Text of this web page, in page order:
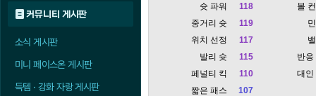
커뮤니티 게시판
소식 게시판
미니 페이스온 게시판
득템 · 강화 자랑 게시판
슛 파워
118
중거리 슛
119
위치 선정
117
발리 슛
115
페널티 킥
110
짧은 패스
107
볼
반응
대인